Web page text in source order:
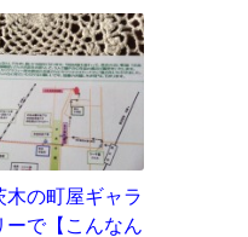
木の町屋ギャラ
ーで【こんなん